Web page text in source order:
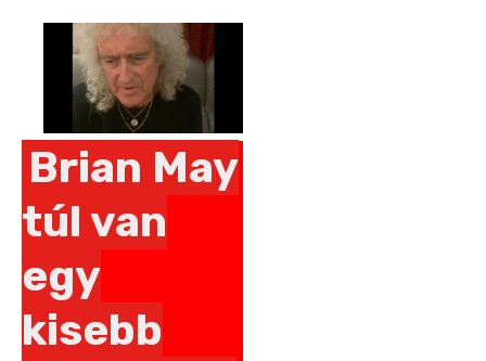
Brian May
túl van
egy
kisebb